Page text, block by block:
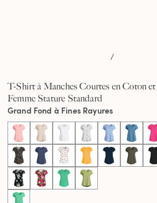
/
T-Shirt à Manches Courtes en Coton
Femme Stature Standard
Grand Fond à Fines Rayures
selected